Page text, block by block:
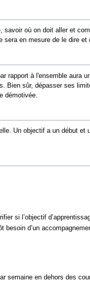
où on doit aller et
en mesure de le dire
rapport à l'ensemble aura
Bien sûr, dépasser ses
démotivée.
Un objectif a un début
si l’objectif
d’un
semaine en dehors des